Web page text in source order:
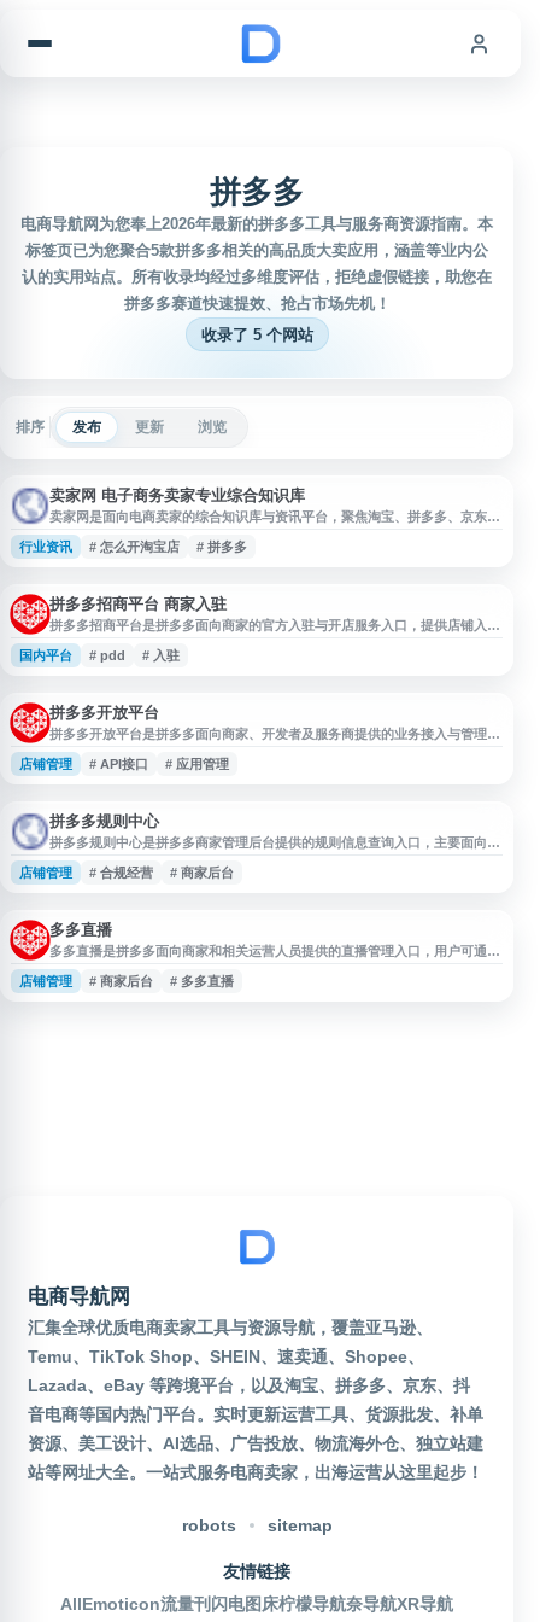
拼多多
电商导航网为您奉上2026年最新的拼多多工具与服务商资源指南。本
标签页已为您聚合5款拼多多相关的高品质大卖应用，涵盖等业内公
认的实用站点。所有收录均经过多维度评估，拒绝虚假链接，助您在
拼多多赛道快速提效、抢占市场先机！
收录了 5 个网站
排序 发布 更新 浏览
卖家网 电子商务卖家专业综合知识库
卖家网是面向电商卖家的综合知识库与资讯平台，聚焦淘宝、拼多多、京东、
跨境电商等领域，提供开店指南、平台规则、店铺运营、淘宝 SEO、直通车
推广、运营工具推荐、培训课程、行业资讯和实操经验等内容，帮助卖家获取
行业资讯 # 怎么开淘宝店 # 拼多多
拼多多招商平台 商家入驻
拼多多招商平台是拼多多面向商家的官方入驻与开店服务入口，提供店铺入
驻、商家登录、资质提交、开店流程指引等功能。平台适用于希望在拼多多商
城开展电商经营的个人或企业商家，可用于了解招商政策、店铺类型、入驻要
国内平台 # pdd # 入驻
拼多多开放平台
拼多多开放平台是拼多多面向商家、开发者及服务商提供的业务接入与管理入
口，支持应用管理、接口对接、店铺及订单相关能力调用等功能。平台围绕拼
多多电商生态，帮助用户进行系统集成、业务开发和运营管理，适用于需要接
店铺管理 # API接口 # 应用管理
拼多多规则中心
拼多多规则中心是拼多多商家管理后台提供的规则信息查询入口，主要面向平
台商家、运营人员及相关从业者，帮助用户了解拼多多平台的经营规范、商品
发布、交易管理、售后服务、违规处理等规则内容。用户可通过该页面获取平
店铺管理 # 合规经营 # 商家后台
多多直播
多多直播是拼多多面向商家和相关运营人员提供的直播管理入口，用户可通过
该页面登录拼多多管理后台，进行直播相关的业务管理与运营操作。拼多多是
以拼团模式为特色的社交电商平台，支持用户与朋友、家人、邻居等共同拼团
店铺管理 # 商家后台 # 多多直播
电商导航网
汇集全球优质电商卖家工具与资源导航，覆盖亚马逊、
Temu、TikTok Shop、SHEIN、速卖通、Shopee、
Lazada、eBay 等跨境平台，以及淘宝、拼多多、京东、抖
音电商等国内热门平台。实时更新运营工具、货源批发、补单
资源、美工设计、AI选品、广告投放、物流海外仓、独立站建
站等网址大全。一站式服务电商卖家，出海运营从这里起步！
robots sitemap
友情链接
AllEmoticon流量刊 闪电图床柠檬导航奈导航XR导航